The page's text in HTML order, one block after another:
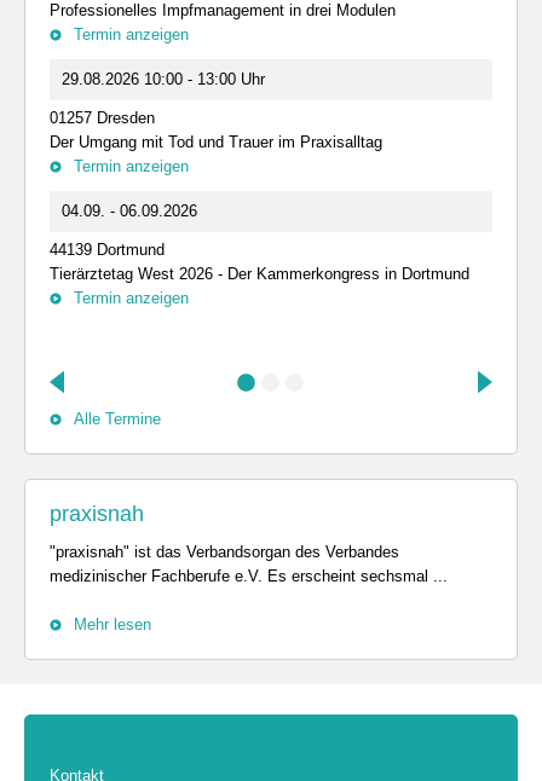
Professionelles Impfmanagement in drei Modulen
Termin anzeigen
29.08.2026 10:00 - 13:00 Uhr
01257 Dresden
Der Umgang mit Tod und Trauer im Praxisalltag
Termin anzeigen
04.09. - 06.09.2026
44139 Dortmund
Tierärztetag West 2026 - Der Kammerkongress in Dortmund
Termin anzeigen
Alle Termine
praxisnah
"praxisnah" ist das Verbandsorgan des Verbandes
medizinischer Fachberufe e.V. Es erscheint sechsmal ...
Mehr lesen
Kontakt